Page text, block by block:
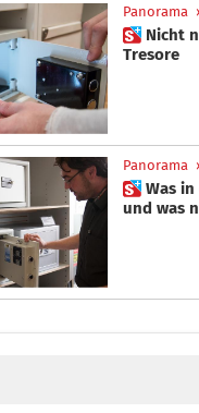
Panorama
 Nicht nur für Reichtümer:
Tresore
Panorama
 Was in einen Tresor sollte –
und was